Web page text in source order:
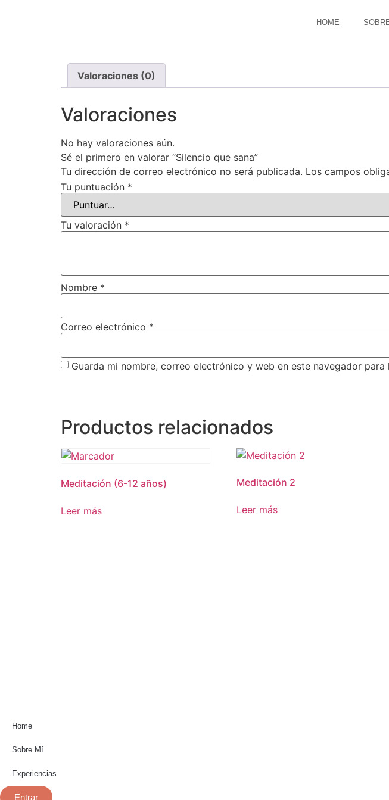
HOME
Valoraciones (0)
Valoraciones
No hay valoraciones aún.
Sé el primero en valorar “Silencio que sana”
Tu dirección de correo electrónico no será publicada. Los campos
Tu puntuación *
Tu valoración *
Nombre *
Correo electrónico *
Guarda mi nombre, correo electrónico y web en este navegador
Productos relacionados
Meditación (6-12 años)
Leer más
Meditación 2
Leer más
Home
Sobre Mí
Experiencias
Entrar